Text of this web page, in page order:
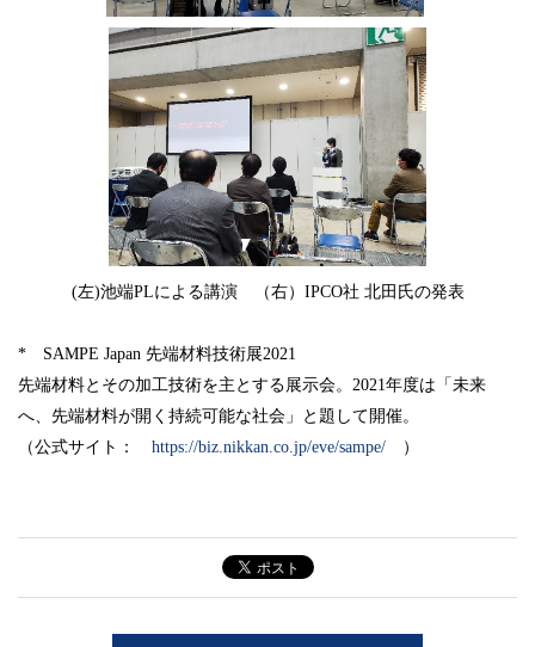
(左)池端PLによる講演 （右）IPCO社 北田氏の発表
* SAMPE Japan 先端材料技術展2021
先端材料とその加工技術を主とする展示会。2021年度は「未来
へ、先端材料が開く持続可能な社会」と題して開催。
（公式サイト： https://biz.nikkan.co.jp/eve/sampe/ ）